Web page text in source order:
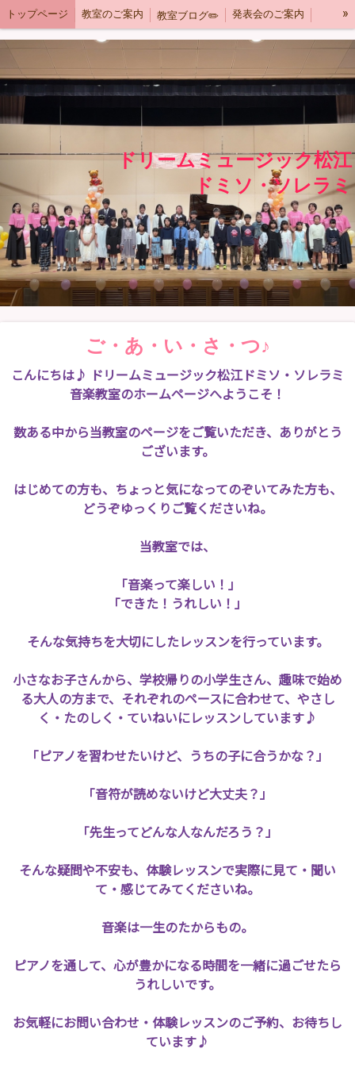
トップページ 教室のご案内 教室ブログ✏️ 発表会のご案内
規約 instagram ご予約はこちら
»
ドリームミュージック松江
ドミソ・ソレラミ
ご・あ・い・さ・つ♪
こんにちは♪ ドリームミュージック松江ドミソ・ソレラミ
音楽教室のホームページへようこそ！
数ある中から当教室のページをご覧いただき、ありがとう
ございます。
はじめての方も、ちょっと気になってのぞいてみた方も、
どうぞゆっくりご覧くださいね。
当教室では、
「音楽って楽しい！」
「できた！うれしい！」
そんな気持ちを大切にしたレッスンを行っています。
小さなお子さんから、学校帰りの小学生さん、趣味で始め
る大人の方まで、それぞれのペースに合わせて、やさし
く・たのしく・ていねいにレッスンしています♪
「ピアノを習わせたいけど、うちの子に合うかな？」
「音符が読めないけど大丈夫？」
「先生ってどんな人なんだろう？」
そんな疑問や不安も、体験レッスンで実際に見て・聞い
て・感じてみてくださいね。
音楽は一生のたからもの。
ピアノを通して、心が豊かになる時間を一緒に過ごせたら
うれしいです。
お気軽にお問い合わせ・体験レッスンのご予約、お待ちし
ています♪